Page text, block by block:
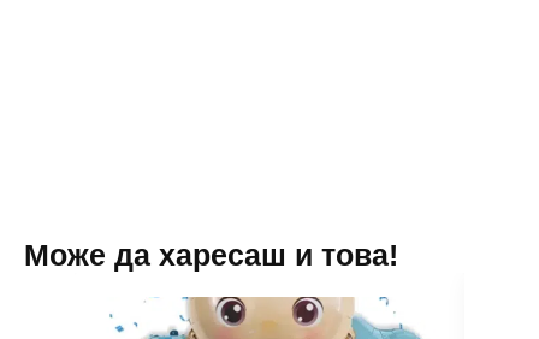
Може да харесаш и това!